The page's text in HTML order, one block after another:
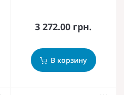
3 272.00 грн.
В корзину